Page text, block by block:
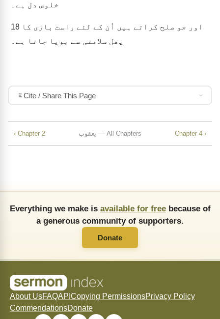
خلوص دل ہے۔
18
پھل سلامتی سے بویا جاتا ہے۔
Cite / Share This Page
‹ Chapter 2 یعقوب — All Chapters Chapter 4 ›
Everything we make is available for freebecause of
a generous community of supporters.
Donate
About UsFAQAPI Copying PermissionsPrivacy Policy
CommendationsDonate